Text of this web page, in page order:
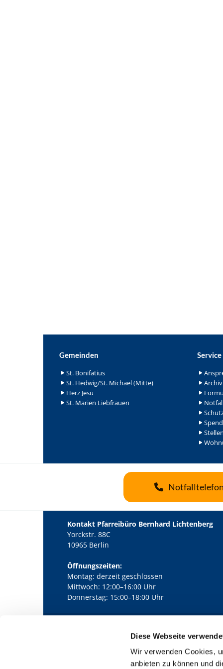
Diese Webseite
Wir verwenden Cookies,
anbieten zu können und
Gemeinden
St. Bonifatius
St. Hedwig/St. Michael (Mitte)
Herz Jesu
St. Marien Liebfrauen
Service
Archiv
Kontakt Pfarreibüro Bernhard Lichtenberg
Yorckstr. 88C
10965 Berlin
Öffnungszeiten:
Montag: derzeit geschlossen
Mittwoch: 12:00–16:00 Uhr
Donnerstag: 15:00–18:00 Uhr
Kath. Kirchengemeinde Pfarrei